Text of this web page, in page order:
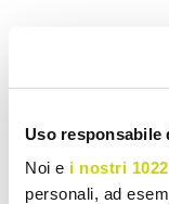
Uso responsabile
Noi e i nostri
personali, ad
Share